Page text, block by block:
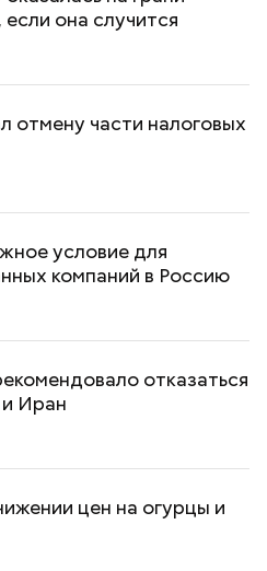
она случится
отмену части налоговых
условие для
компаний в Россию
отказаться
Иран
цен на огурцы и